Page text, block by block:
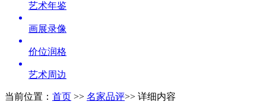
艺术年鉴
画展录像
价位润格
艺术周边
当前位置： 首页 >> 名家品评>> 详细内容